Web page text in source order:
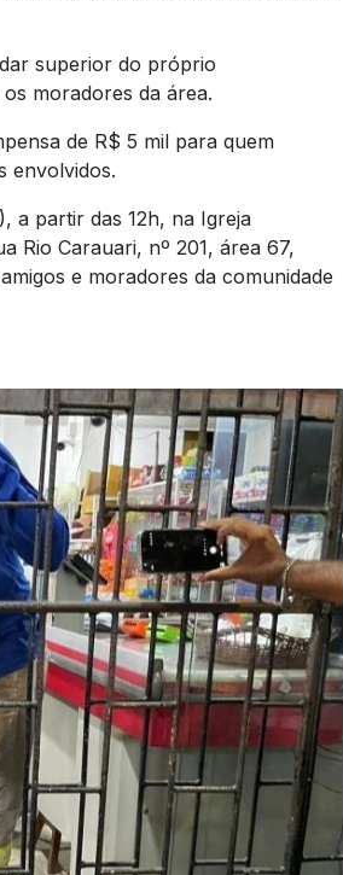
superior do próprio
moradores da área.
de R$ 5 mil para quem
envolvidos.
a partir das 12h, na Igreja
Rio Carauari, nº 201, área 67,
e moradores da comunidade